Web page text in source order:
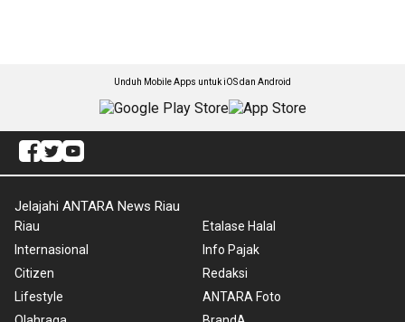
Unduh Mobile Apps untuk iOS dan Android
Jelajahi ANTARA News Riau
Riau
Internasional
Citizen
Lifestyle
Etalase Halal
Info Pajak
Redaksi
ANTARA Foto